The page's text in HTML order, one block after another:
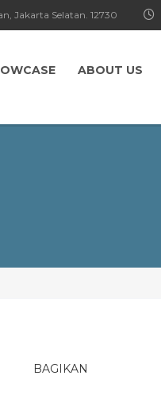
Jakarta Selatan. 12730
ABOUT US
BAGIKAN